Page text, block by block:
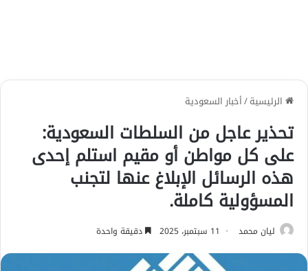
الرئيسية/أخبار السعودية
تحذير عاجل من السلطات السعودية:
على كل مواطن أو مقيم استلم إحدى
هذه الرسائل الإبلاغ عنها لتجنب
المسؤولية كاملة.
ليان محمد 11 سبتمبر، 2025 دقيقة واحدة